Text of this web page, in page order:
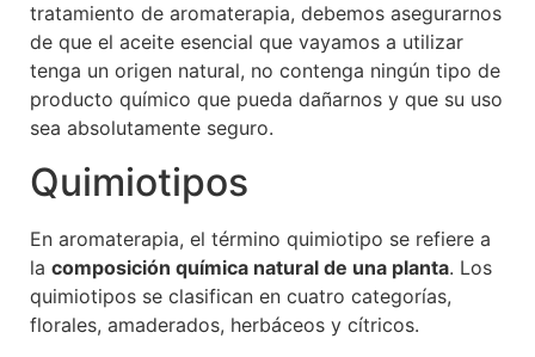
tratamiento de aromaterapia, debemos asegurarnos
de que el aceite esencial que vayamos a utilizar
tenga un origen natural, no contenga ningún tipo de
producto químico que pueda dañarnos y que su uso
sea absolutamente seguro.
Quimiotipos
En aromaterapia, el término quimiotipo se refiere a
la composición química natural de una planta. Los
quimiotipos se clasifican en cuatro categorías,
florales, amaderados, herbáceos y cítricos.